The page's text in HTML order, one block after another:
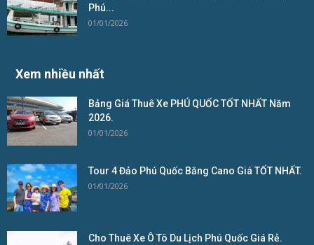
Phú...
01/01/2026
Xem nhiều nhất
Bảng Giá Thuê Xe PHÚ QUỐC TỐT NHẤT Năm
2026.
01/01/2026
Tour 4 Đảo Phú Quốc Bằng Cano Giá TỐT NHẤT.
01/01/2026
Cho Thuê Xe Ô Tô Du Lịch Phú Quốc Giá Rẻ.